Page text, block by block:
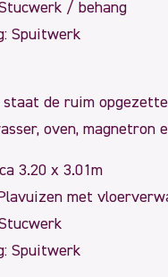
/ behang
Spuitwerk
de ruim
oven,
3.20 x 3.01m
met
Spuitwerk